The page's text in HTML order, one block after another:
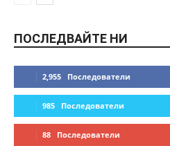
ПОСЛЕДВАЙТЕ НИ
2,955 Последователи
985 Последователи
88 Последователи